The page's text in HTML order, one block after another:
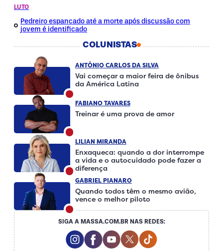
LUTO
Pedreiro espancado até a morte após discussão com
jovem é identificado
COLUNISTAS
ANTÔNIO CARLOS DA SILVA
Vai começar a maior feira de ônibus
da América Latina
FABIANO TAVARES
Treinar é uma prova de amor
LILIAN MIRANDA
Enxaqueca: quando a dor interrompe
a vida e o autocuidado pode fazer a
diferença
GABRIEL PIANARO
Quando todos têm o mesmo avião,
vence o melhor piloto
SIGA A MASSA.COM.BR NAS REDES:
Instagram Social Media
Facebook Social Media
Youtube Social Media
Twitter Social Media
Tiktok Social